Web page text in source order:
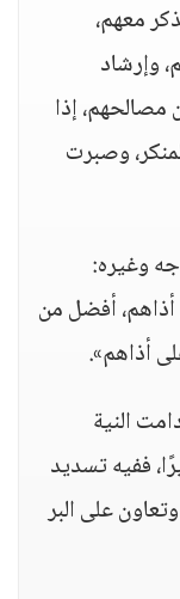
معهم،
وإرشاد
إذا
وصبرت
وغيره:
أفضل من
أذاهم».
النية
ففيه تسديد
على البر